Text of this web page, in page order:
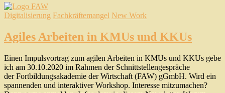
Digitalisierung Fachkräftemangel New Work
Agiles Arbeiten in KMUs und KKUs
Einen Impulsvortrag zum agilen Arbeiten in KMUs und KKUs gebe
ich am 30.10.2020 im Rahmen der Schnittstellengespräche
der Fortbildungsakademie der Wirtschaft (FAW) gGmbH. Wird ein
spannenden und interaktiver Workshop. Interesse mitzumachen?